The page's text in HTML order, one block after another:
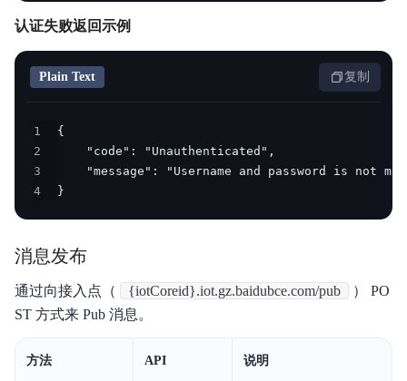
认证失败返回示例
Plain Text 复制
1
2
3
4
}
消息发布
通过向接入点（ {iotCoreid}.iot.gz.baidubce.com/pub
） PO
ST 方式来 Pub 消息。
方法 API 说明